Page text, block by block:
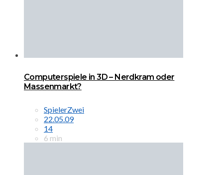
Computerspiele in 3D – Nerdkram oder
Massenmarkt?
SpielerZwei
22.05.09
14
6 min